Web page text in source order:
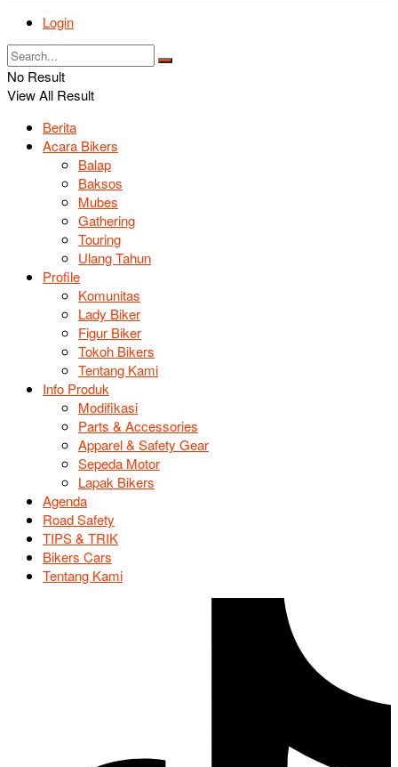
Login
No Result
View All Result
Berita
Acara Bikers
Balap
Baksos
Mubes
Gathering
Touring
Ulang Tahun
Profile
Komunitas
Lady Biker
Figur Biker
Tokoh Bikers
Tentang Kami
Info Produk
Modifikasi
Parts & Accessories
Apparel & Safety Gear
Sepeda Motor
Lapak Bikers
Agenda
Road Safety
TIPS & TRIK
Bikers Cars
Tentang Kami